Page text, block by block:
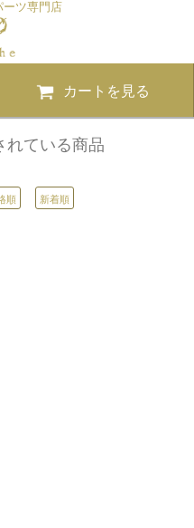
ーツ専門店
カートを見る
れている商品
順 新着順